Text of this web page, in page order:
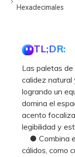
Hexadecimales
TL;DR:
Las paletas
calidez natural
logrando un
domina el
acento
legibilidad y
● Combina
cálidos, como